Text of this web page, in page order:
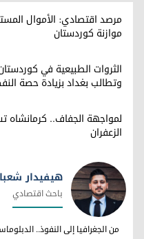
مرصد اقتصادي: الأموال
موازنة كوردستان
الثروات الطبيعية في
وتطالب بغداد بزيادة حصة
لمواجهة الجفاف.. كرمانشاه
الزعفران
هيفيدار شعبان
هيفيدار
باحث اقتصادي
من الجغرافيا إلى النفوذ..